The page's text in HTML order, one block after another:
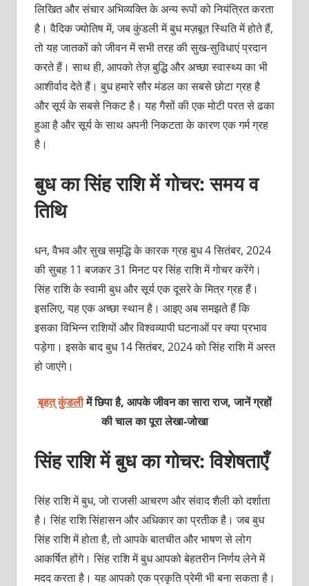
लिखित और संचार अभिव्यक्ति के अन्य रूपों को नियंत्रित करता
है। वैदिक ज्योतिष में, जब कुंडली में बुध मज़बूत स्थिति में होते हैं,
तो यह जातकों को जीवन में सभी तरह की सुख-सुविधाएं प्रदान
करते हैं। साथ ही, आपको तेज़ बुद्धि और अच्छा स्वास्थ्य का भी
आशीर्वाद देते हैं। बुध हमारे सौर मंडल का सबसे छोटा ग्रह है
और सूर्य के सबसे निकट है। यह गैसों की एक मोटी परत से ढका
हुआ है और सूर्य के साथ अपनी निकटता के कारण एक गर्म ग्रह
है।
बुध का सिंह राशि में गोचर: समय व
तिथि
धन, वैभव और सुख समृद्धि के कारक ग्रह बुध 4 सितंबर, 2024
की सुबह 11 बजकर 31 मिनट पर सिंह राशि में गोचर करेंगे।
सिंह राशि के स्वामी बुध और सूर्य एक दूसरे के मित्र ग्रह हैं।
इसलिए, यह एक अच्छा स्थान है। आइए अब समझते हैं कि
इसका विभिन्न राशियों और विश्वव्यापी घटनाओं पर क्या प्रभाव
पड़ेगा। इसके बाद बुध 14 सितंबर, 2024 को सिंह राशि में अस्त
हो जाएंगे।
बृहत् कुंडलीमें छिपा है, आपके जीवन का सारा राज, जानें ग्रहों
की चाल का पूरालेखा-जोखा
सिंह राशि में बुध का गोचर: विशेषताएँ
सिंह राशि में बुध, जो राजसी आचरण और संवाद शैली को दर्शाता
है। सिंह राशि सिंहासन और अधिकार का प्रतीक है। जब बुध
सिंह राशि में होता है, तो आपके बातचीत और भाषण से लोग
आकर्षित होंगे। सिंह राशि में बुध आपको बेहतरीन निर्णय लेने में
मदद करता है। यह आपको एक प्रकृति प्रेमी भी बना सकता है।